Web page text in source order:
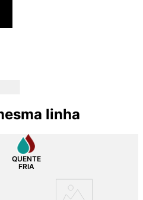
linha